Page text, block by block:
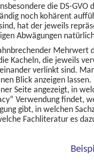
die DS-GVO
noch kohärent
hat der jeweils
Abwägungen
Mehrwert
Kacheln, die jeweils
verlinkt sind.
Blick anzeigen
Seite angezeigt, in
Verwendung findet,
gibt, in welchen
Fachliteratur es